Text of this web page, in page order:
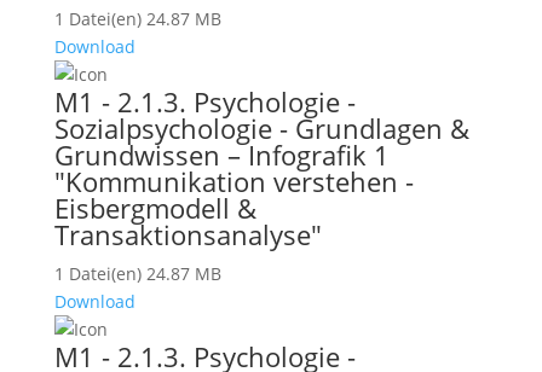
1 Datei(en) 24.87 MB
Download
M1 - 2.1.3. Psychologie -
Sozialpsychologie - Grundlagen &
Grundwissen – Infografik 1
"Kommunikation verstehen -
Eisbergmodell &
Transaktionsanalyse"
1 Datei(en) 24.87 MB
Download
M1 - 2.1.3. Psychologie -